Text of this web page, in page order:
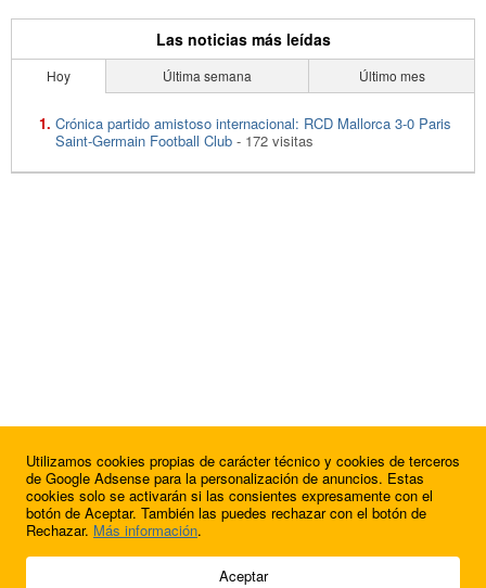
Las noticias más leídas
Hoy Última semana Último mes
Crónica partido amistoso internacional: RCD Mallorca 3-0 Paris
Saint-Germain Football Club - 172 visitas
© 2009 - 2026 Soluciones Corporativas IP, SL.
Utilizamos cookies propias de carácter técnico y cookies de terceros
de Google Adsense para la personalización de anuncios. Estas
cookies solo se activarán si las consientes expresamente con el
botón de Aceptar. También las puedes rechazar con el botón de
Rechazar. Más información.
Aceptar